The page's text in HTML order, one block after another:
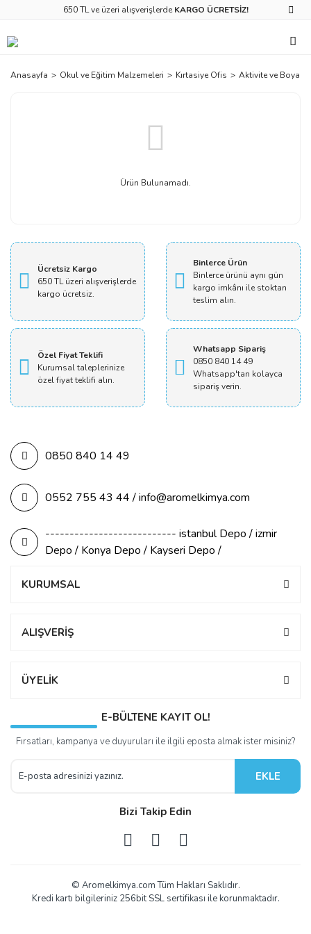
650 TL ve üzeri alışverişlerde KARGO ÜCRETSİZ!
Anasayfa Okul ve Eğitim Malzemeleri Kırtasiye Ofis Aktivite ve Boya
Ürün Bulunamadı.
Ücretsiz Kargo
650 TL üzeri alışverişlerde
kargo ücretsiz.
Binlerce Ürün
Binlerce ürünü aynı gün
kargo imkânı ile stoktan
teslim alın.
Özel Fiyat Teklifi
Kurumsal taleplerinize
özel fiyat teklifi alın.
Whatsapp Sipariş
0850 840 14 49
Whatsapp'tan kolayca
sipariş verin.
0850 840 14 49
0552 755 43 44 / info@aromelkimya.com
--------------------------- istanbul Depo / izmir
Depo / Konya Depo / Kayseri Depo /
KURUMSAL
ALIŞVERİŞ
ÜYELİK
E-BÜLTENE KAYIT OL!
Fırsatları, kampanya ve duyuruları ile ilgili eposta almak ister misiniz?
EKLE
Bizi Takip Edin
© Aromelkimya.com Tüm Hakları Saklıdır.
Kredi kartı bilgileriniz 256bit SSL sertifikası ile korunmaktadır.